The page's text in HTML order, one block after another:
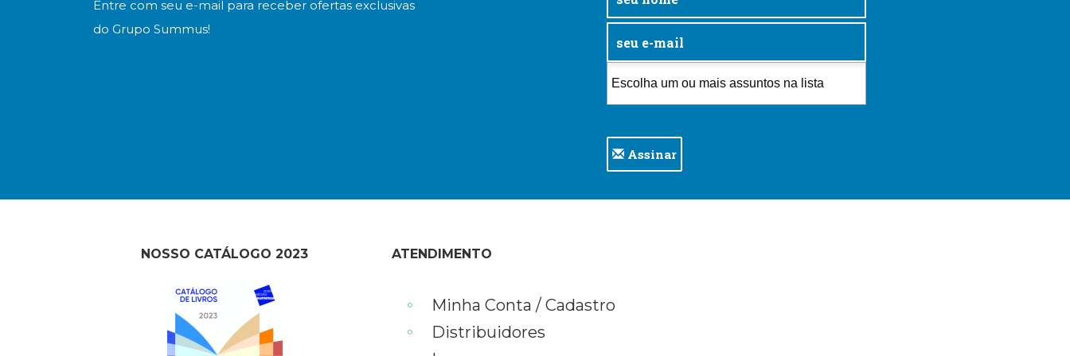
Entre com seu e-mail para receber ofertas exclusivas
do Grupo Summus!
Assinar
NOSSO CATÁLOGO 2023 ATENDIMENTO
Minha Conta / Cadastro
Distribuidores